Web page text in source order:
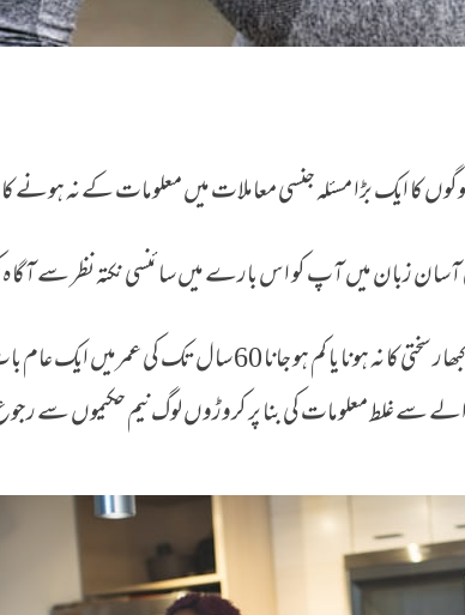
کا ایک بڑا مسئلہ جنسی معاملات میں معلومات کے نہ ہونے
زبان میں آپ کو اس بارے میں سائنسی نکتہ نظر سے
مرد کے جنسی عضو میں کبھی کبھار سختی کا نہ ہونا یا کم ہو
سے غلط معلومات کی بنا پر کروڑوں لوگ نیم حکیموں سے